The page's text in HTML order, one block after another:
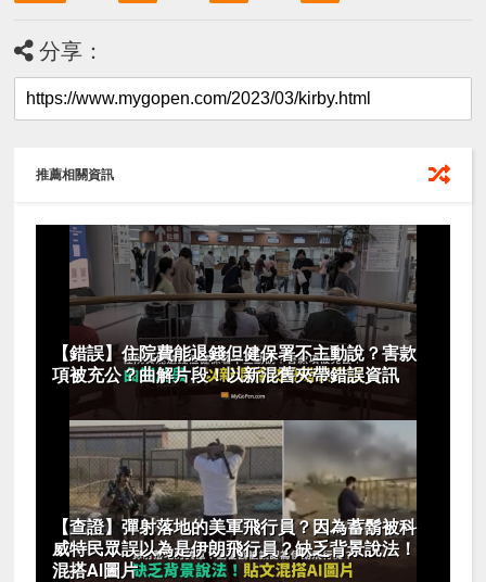
分享：
推薦相關資訊
【錯誤】住院費能退錢但健保署不主動說？害款
項被充公？曲解片段！以新混舊夾帶錯誤資訊
【查證】彈射落地的美軍飛行員？因為蓄鬍被科
威特民眾誤以為是伊朗飛行員？缺乏背景說法！
混搭AI圖片